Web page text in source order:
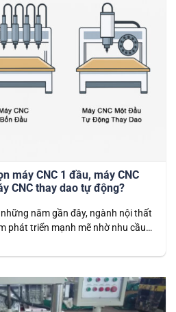
máy CNC 1 đầu, máy CNC
CNC thay dao tự động?
năm gần đây, ngành nội thất
phát triển mạnh mẽ nhờ nhu cầu
đó, công nghệ sản xuất cũng thay